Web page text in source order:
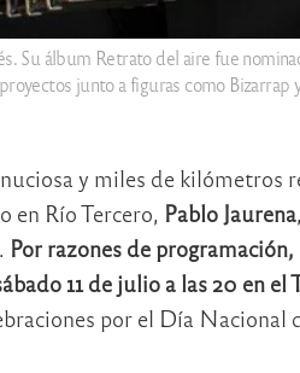
Su álbum Retrato del aire fue
junto a figuras como Bizarrap
y miles de kilómetros
en Río Tercero, Pablo Jaurena
Por razones de
11 de julio a las 20 en el
por el Día Nacional